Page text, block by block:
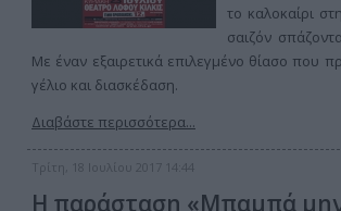
το καλοκαίρι
σαιζόν
Με έναν εξαιρετικά επιλεγμένο θίασο που
γέλιο και διασκέδαση.
Διαβάστε περισσότερα...
Τρίτη, 18 Ιουλίου 2017 14:44
Η παράσταση «Μπαμπά